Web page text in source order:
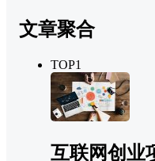
文章聚合
TOP1
互联网创业